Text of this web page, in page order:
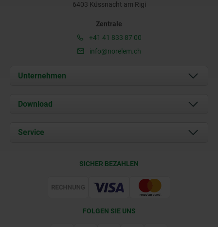
6403 Küssnacht am Rigi
Zentrale
+41 41 833 87 00
info@norelem.ch
Unternehmen
Über uns
Kontakt
Download
Dokumente
Service
SICHER BEZAHLEN
FOLGEN SIE UNS